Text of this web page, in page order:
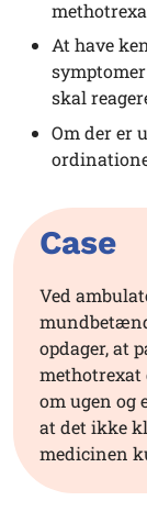
At have
skal
Om der er
Case
Ved
opdager, at
methotrexat
om ugen og
at det ikke
medicinen